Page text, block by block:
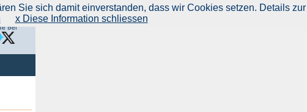
FeedbackSie sich damit einverstanden, dass wir Cookies setzen. Details zur
x Diese Information schliessen